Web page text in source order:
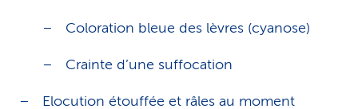
Coloration bleue des lèvres (cyanose)
Crainte d’une suffocation
Elocution étouffée et râles au moment